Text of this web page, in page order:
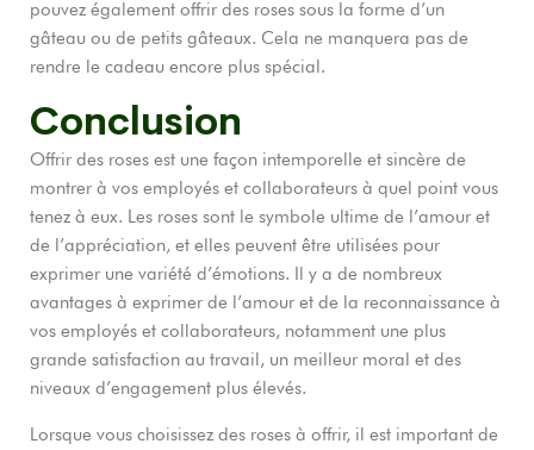
pouvez également offrir des roses sous la forme d’un
gâteau ou de petits gâteaux. Cela ne manquera pas de
rendre le cadeau encore plus spécial.
Conclusion
Offrir des roses est une façon intemporelle et sincère de
montrer à vos employés et collaborateurs à quel point vous
tenez à eux. Les roses sont le symbole ultime de l’amour et
de l’appréciation, et elles peuvent être utilisées pour
exprimer une variété d’émotions. Il y a de nombreux
avantages à exprimer de l’amour et de la reconnaissance à
vos employés et collaborateurs, notamment une plus
grande satisfaction au travail, un meilleur moral et des
niveaux d’engagement plus élevés.
Lorsque vous choisissez des roses à offrir, il est important de